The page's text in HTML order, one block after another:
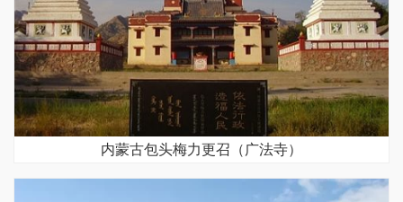
内蒙古包头梅力更召（广法寺）